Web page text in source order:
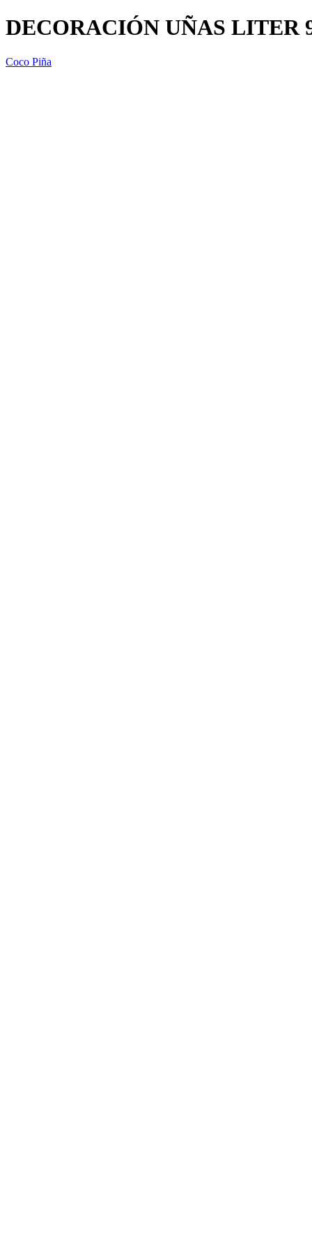
DECORACIÓN UÑAS LITER
Coco Piña